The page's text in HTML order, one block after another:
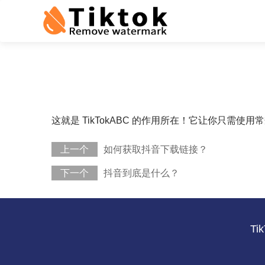
这就是 TikTokABC 的作用所在！它让你只需使用
上一个 如何获取抖音下载链接？
下一个 抖音到底是什么？